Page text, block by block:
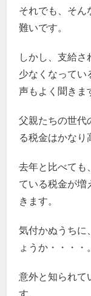
それでも、そん
難いです。
しかし、支給さ
少なくなってい
声もよく聞きま
父親たちの世代
る税金はかなり
去年と比べても
ている税金が増
きます。
気付かぬうちに
ょうか・・・・。
意外と知られて
す。